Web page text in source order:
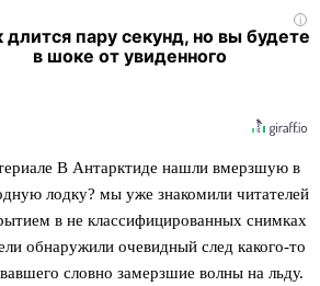
i
длится пару секунд, но вы будете
в шоке от увиденного
В Антарктиде нашли вмерзшую в
лодку? мы уже знакомили читателей
в не классифицированных снимках
обнаружили очевидный след какого-то
словно замерзшие волны на льду.